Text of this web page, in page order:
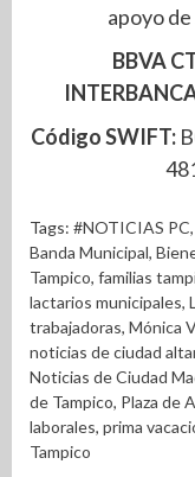
apoyo
BBVA
Código SWIFT:
Tags: #NOTICIAS PC,
Banda Municipal,
Tampico, familias
lactarios municipales,
trabajadoras, Mónica
noticias de ciudad
Noticias de Ciudad
de Tampico, Plaza de
laborales, prima
Tampico